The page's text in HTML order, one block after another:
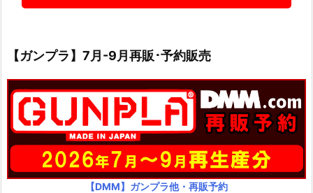
【ガンプラ】7月-9月再販･予約販売
【DMM】ガンプラ他・再販予約